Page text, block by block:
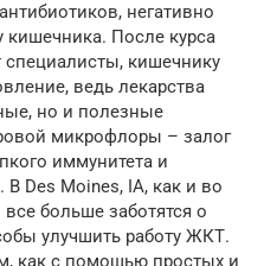
негативно
После курса
специалисты, кишечнику
ведь лекарства
но и полезные
микрофлоры – залог
иммунитета и
Des Moines, IA, как и во
больше заботятся о
улучшить работу ЖКТ.
как с помощью простых и